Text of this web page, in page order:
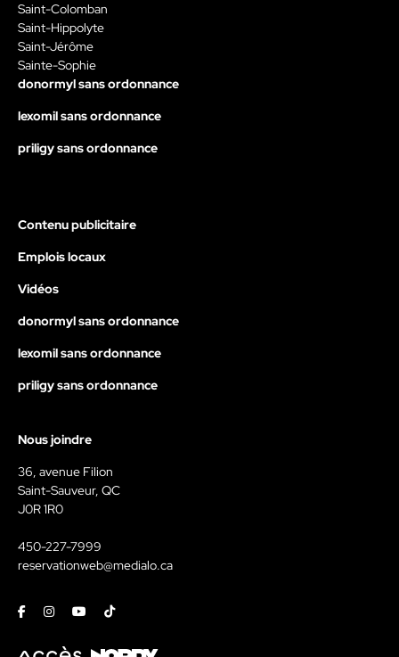
Saint-Colomban
Saint-Hippolyte
Saint-Jérôme
Sainte-Sophie
donormyl sans ordonnance
lexomil sans ordonnance
priligy sans ordonnance
Contenu publicitaire
Emplois locaux
Vidéos
donormyl sans ordonnance
lexomil sans ordonnance
priligy sans ordonnance
Nous joindre
36, avenue Filion
Saint-Sauveur, QC
J0R 1R0
450-227-7999
reservationweb@medialo.ca
FacebookInstagramYoutubeTiktok